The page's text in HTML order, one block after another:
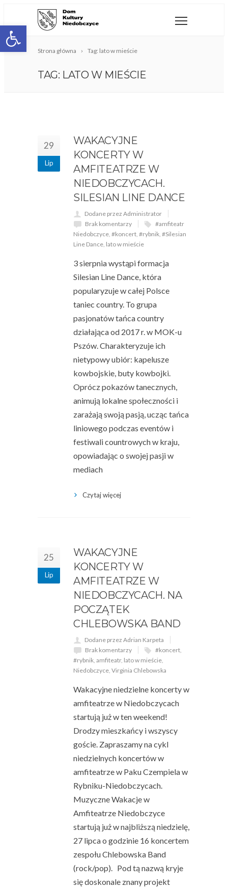
Open toolbar
Strona główna Tag: lato w mieście
TAG: LATO W MIEŚCIE
29
Lip
WAKACYJNE
KONCERTY W
AMFITEATRZE W
NIEDOBCZYCACH.
SILESIAN LINE DANCE
Dodane przez Administrator
Brak komentarzy
#amfiteatr
Niedobczyce, #koncert, #rybnik, #Silesian
Line Dance, lato w mieście
3 sierpnia wystąpi formacja
Silesian Line Dance, która
popularyzuje w całej Polsce
taniec country. To grupa
pasjonatów tańca country
działająca od 2017 r. w MOK-u
Pszów. Charakteryzuje ich
nietypowy ubiór: kapelusze
kowbojskie, buty kowbojki.
Oprócz pokazów tanecznych,
animują lokalne społeczności i
zarażają swoją pasją, ucząc tańca
liniowego podczas eventów i
festiwali countrowych w kraju,
opowiadając o swojej pasji w
mediach
Czytaj więcej
25
Lip
WAKACYJNE
KONCERTY W
AMFITEATRZE W
NIEDOBCZYCACH. NA
POCZĄTEK
CHLEBOWSKA BAND
Dodane przez Adrian Karpeta
Brak komentarzy
#koncert,
#rybnik, amfiteatr, lato w mieście,
Niedobczyce, Virginia Chlebowska
Wakacyjne niedzielne koncerty w
amfiteatrze w Niedobczycach
startują już w ten weekend!
Drodzy mieszkańcy i wszyscy
goście. Zapraszamy na cykl
niedzielnych koncertów w
amfiteatrze w Paku Czempiela w
Rybniku-Niedobczycach.
Muzyczne Wakacje w
Amfiteatrze Niedobczyce
startują już w najbliższą niedzielę,
27 lipca o godzinie 16 koncertem
zespołu Chlebowska Band
(rock/pop). Pod tą nazwą kryje
się doskonale znany projekt